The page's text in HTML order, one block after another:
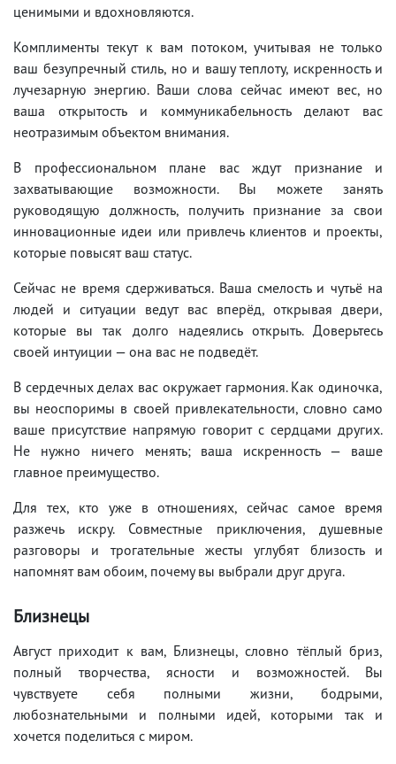
ценимыми и вдохновляются.
Комплименты текут к вам потоком, учитывая не только
ваш безупречный стиль, но и вашу теплоту, искренность и
лучезарную энергию. Ваши слова сейчас имеют вес, но
ваша открытость и коммуникабельность делают вас
неотразимым объектом внимания.
В профессиональном плане вас ждут признание и
захватывающие возможности. Вы можете занять
руководящую должность, получить признание за свои
инновационные идеи или привлечь клиентов и проекты,
которые повысят ваш статус.
Сейчас не время сдерживаться. Ваша смелость и чутьё на
людей и ситуации ведут вас вперёд, открывая двери,
которые вы так долго надеялись открыть. Доверьтесь
своей интуиции — она вас не подведёт.
В сердечных делах вас окружает гармония. Как одиночка,
вы неоспоримы в своей привлекательности, словно само
ваше присутствие напрямую говорит с сердцами других.
Не нужно ничего менять; ваша искренность — ваше
главное преимущество.
Для тех, кто уже в отношениях, сейчас самое время
разжечь искру. Совместные приключения, душевные
разговоры и трогательные жесты углубят близость и
напомнят вам обоим, почему вы выбрали друг друга.
Близнецы
Август приходит к вам, Близнецы, словно тёплый бриз,
полный творчества, ясности и возможностей. Вы
чувствуете себя полными жизни, бодрыми,
любознательными и полными идей, которыми так и
хочется поделиться с миром.